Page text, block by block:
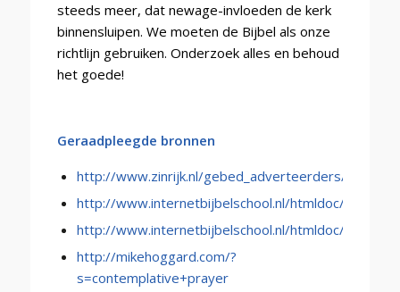
steeds meer, dat newage-invloeden de kerk
binnensluipen. We moeten de Bijbel als onze
richtlijn gebruiken. Onderzoek alles en behoud
het goede!
Geraadpleegde bronnen
http://www.zinrijk.nl/gebed_adverteerders/petach
http://www.internetbijbelschool.nl/htmldoc/
http://www.internetbijbelschool.nl/htmldoc/
http://mikehoggard.com/?
s=contemplative+prayer